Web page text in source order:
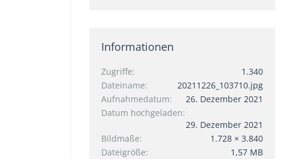
Informationen
Zugriffe
1.340
Dateiname
20211226_103710.jpg
Aufnahmedatum
26. Dezember 2021
Datum hochgeladen
29. Dezember 2021
Bildmaße
1.728 × 3.840
Dateigröße
1,57 MB